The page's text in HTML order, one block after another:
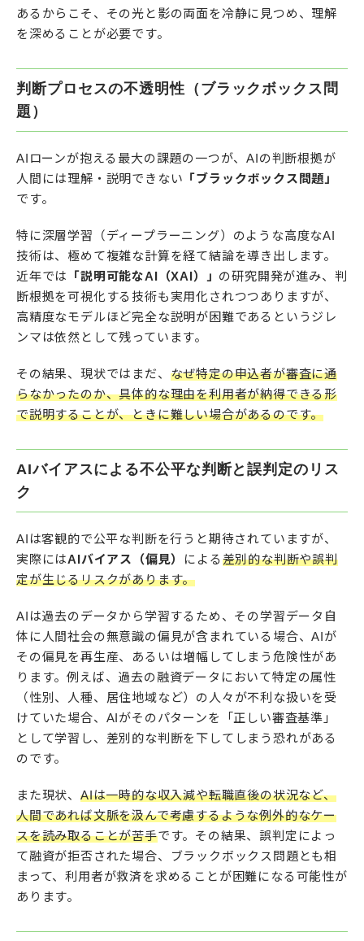
あるからこそ、その光と影の両面を冷静に見つめ、理解
を深めることが必要です。
判断プロセスの不透明性（ブラックボックス問
題）
AIローンが抱える最大の課題の一つが、AIの判断根拠が
人間には理解・説明できない 「ブラックボックス問題」
です。
特に深層学習（ディープラーニング）のような高度なAI
技術は、極めて複雑な計算を経て結論を導き出します。
近年では
「説明可能なAI（XAI）」 の研究開発が進み、判
断根拠を可視化する技術も実用化されつつありますが、
高精度なモデルほど完全な説明が困難であるというジレ
ンマは依然として残っています。
その結果、現状ではまだ、 なぜ特定の申込者が審査に通
らなかったのか、具体的な理由を利用者が納得できる形
で説明することが、ときに難しい場合があるのです。
AIバイアスによる不公平な判断と誤判定のリス
ク
AIは客観的で公平な判断を行うと期待されていますが、
実際にはAIバイアス（偏見） による 差別的な判断や誤判
定が生じるリスクがあります。
AIは過去のデータから学習するため、その学習データ自
体に人間社会の無意識の偏見が含まれている場合、AIが
その偏見を再生産、あるいは増幅してしまう危険性があ
ります。例えば、過去の融資データにおいて特定の属性
（性別、人種、居住地域など）の人々が不利な扱いを受
けていた場合、AIがそのパターンを「正しい審査基準」
として学習し、差別的な判断を下してしまう恐れがある
のです。
また現状、 AIは一時的な収入減や転職直後の状況など、
人間であれば文脈を汲んで考慮するような例外的なケー
スを読み取ることが苦手です。その結果、誤判定によっ
て融資が拒否された場合、ブラックボックス問題とも相
まって、利用者が救済を求めることが困難になる可能性が
あります。